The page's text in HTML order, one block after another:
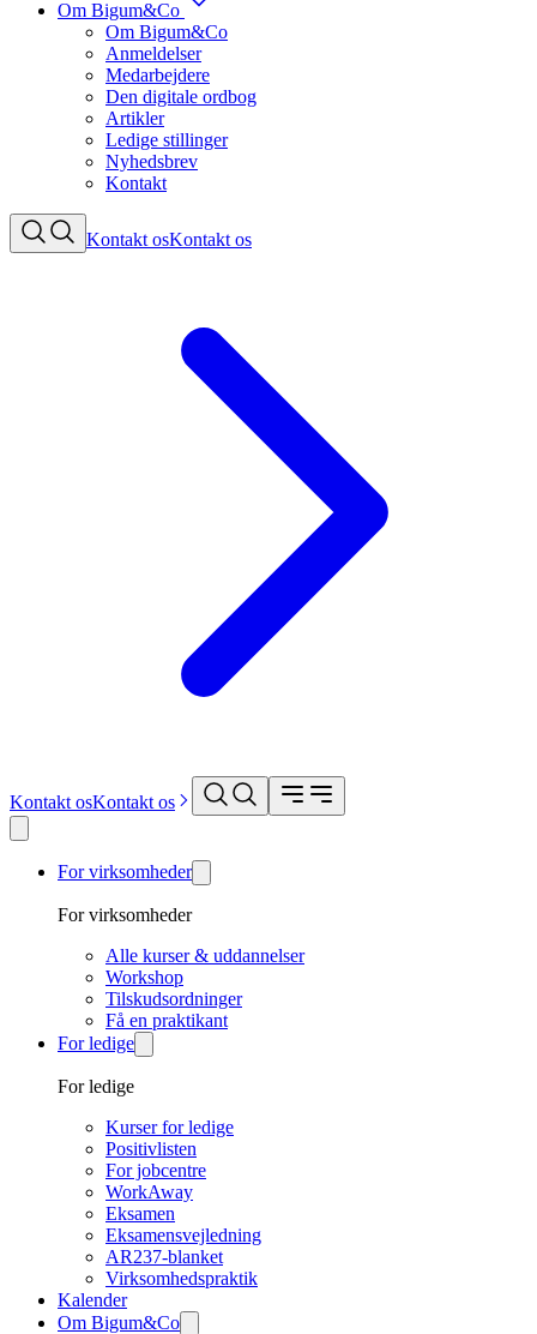
Om Bigum&Co
Om Bigum&Co
Anmeldelser
Medarbejdere
Den digitale ordbog
Artikler
Ledige stillinger
Nyhedsbrev
Kontakt
Kontakt osKontakt os
Kontakt osKontakt os
For virksomheder
For virksomheder
Alle kurser & uddannelser
Workshop
Tilskudsordninger
Få en praktikant
For ledige
For ledige
Kurser for ledige
Positivlisten
For jobcentre
WorkAway
Eksamen
Eksamensvejledning
AR237-blanket
Virksomhedspraktik
Kalender
Om Bigum&Co